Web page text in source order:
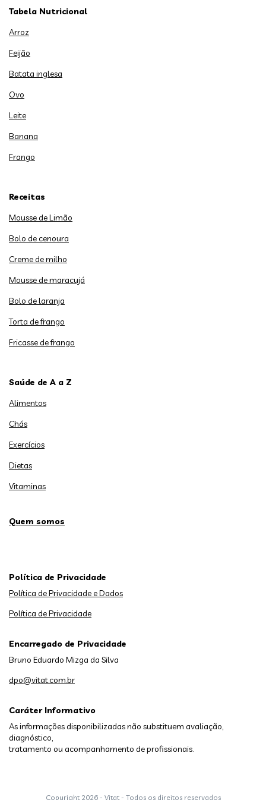
Tabela Nutricional
Arroz
Feijão
Batata inglesa
Ovo
Leite
Banana
Frango
Receitas
Mousse de Limão
Bolo de cenoura
Creme de milho
Mousse de maracujá
Bolo de laranja
Torta de frango
Fricasse de frango
Saúde de A a Z
Alimentos
Chás
Exercícios
Dietas
Vitaminas
Quem somos
Caráter Informativo
As informações disponibilizadas não substituem avaliação,
diagnóstico,
tratamento ou acompanhamento de profissionais.
Política de Privacidade
Política de Privacidade e Dados
Política de Privacidade
Encarregado de Privacidade
Bruno Eduardo Mizga da Silva
dpo@vitat.com.br
Copyright 2026 - Vitat - Todos os direitos reservados